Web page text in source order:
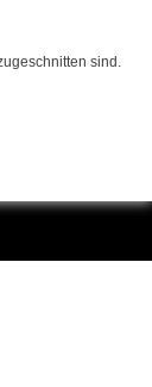
sind.